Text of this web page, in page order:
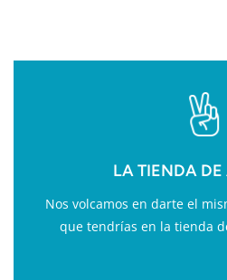
LA TIENDA
Nos volcamos en darte el
que tendrías en la tienda